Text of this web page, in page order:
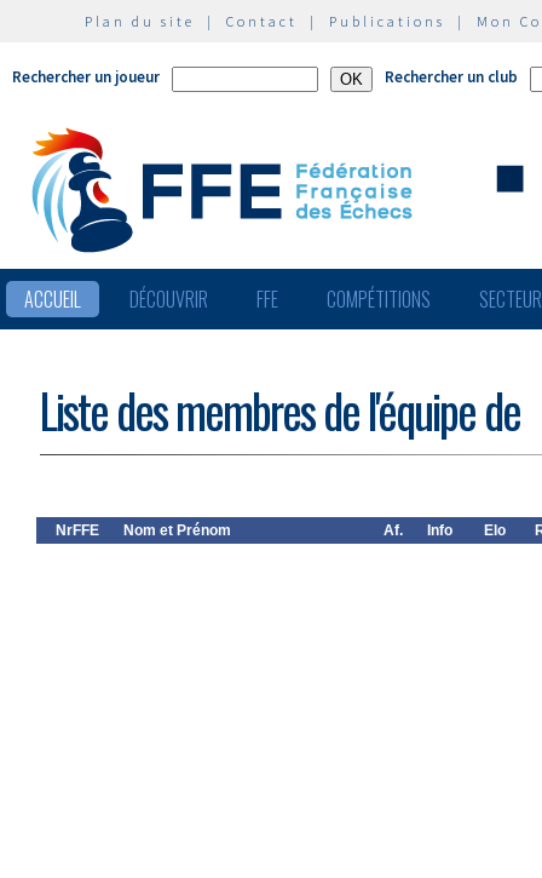
Plan du site | Contact | Publications | Mon
Rechercher un joueur Rechercher un club
ACCUEIL DÉCOUVRIR FFE COMPÉTITIONS
Liste des membres de l'équipe de
NrFFE Nom et Prénom Af. Info Elo